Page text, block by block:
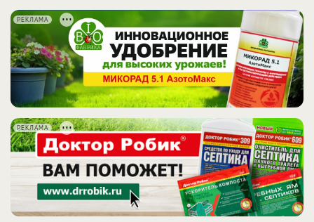
РЕКЛАМА
РЕКЛАМА